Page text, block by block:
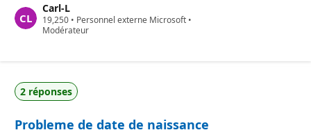
t
s
d
u
t
a
i
Carl-L
19,250 P
o
d
e
r
p
• Personnel externe Microsoft •
Modérateur
2 réponses
Probleme de date de naissance